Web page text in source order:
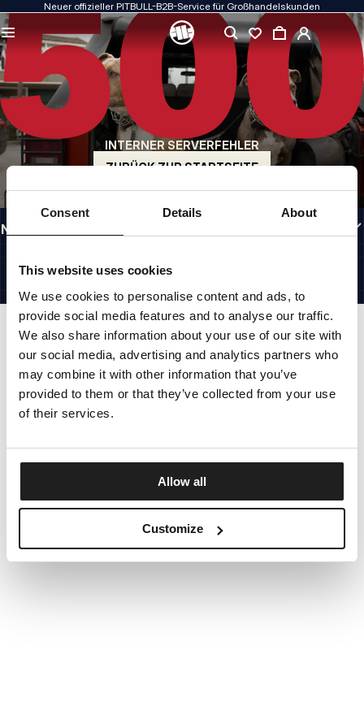
Consent Details About
This website uses cookies
We use cookies to personalise content and ads, to
provide social media features and to analyse our traffic.
We also share information about your use of our site with
our social media, advertising and analytics partners who
may combine it with other information that you’ve
provided to them or that they’ve collected from your use
of their services.
Allow all
Customize
Neuer offizieller PITBULL-B2B-Service für Großhandelskunden
INTERNER SERVERFEHLER
ZURÜCK ZUR STARTSEITE
QUALITÄT HAT FÜR UNS PRIORITÄT
Unsere Kleidung fertigen wir mit Leidenschaft. Bei Haltbarkeit, Langlebigkeit der
Materialien und Liebe zum Detail machen wir keine Kompromisse.
US ORIGIN
Unsere Wurzeln reichen zurück ins San Diego der frühen 1990er Jahre. Unser Stil
ist roh, authentisch und kompromisslos.
MARKE MIT CHARAKTER
Unsere Kollektionen werden von Sportlern, Kämpfern und unbeirrbaren
Individualisten gewählt.
INFORMATIONEN
NÜTZLICHE LINKS
©1997 - 2026 PITBULL SP. Z O.O. ALLE RECHTE VORBEHALTEN.
SITE CREDITS
NACH OBEN GEHEN